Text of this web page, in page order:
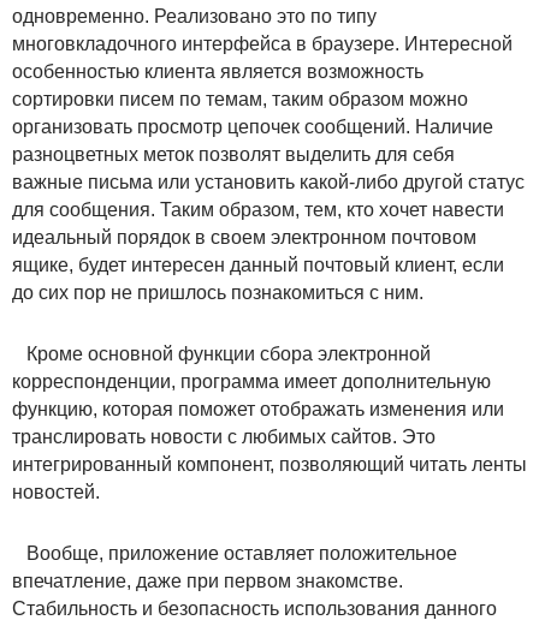
одновременно. Реализовано это по типу
многовкладочного интерфейса в браузере. Интересной
особенностью клиента является возможность
сортировки писем по темам, таким образом можно
организовать просмотр цепочек сообщений. Наличие
разноцветных меток позволят выделить для себя
важные письма или установить какой-либо другой статус
для сообщения. Таким образом, тем, кто хочет навести
идеальный порядок в своем электронном почтовом
ящике, будет интересен данный почтовый клиент, если
до сих пор не пришлось познакомиться с ним.
Кроме основной функции сбора электронной
корреспонденции, программа имеет дополнительную
функцию, которая поможет отображать изменения или
транслировать новости с любимых сайтов. Это
интегрированный компонент, позволяющий читать ленты
новостей.
Вообще, приложение оставляет положительное
впечатление, даже при первом знакомстве.
Стабильность и безопасность использования данного